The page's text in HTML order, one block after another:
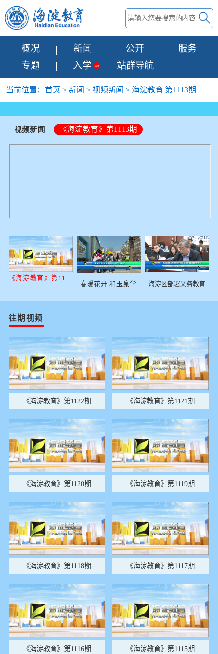
概况 新闻 公开
服务
专题
入学 站群导航
当前位置： 首页 > 新闻 > 视频新闻 > 海淀教育 第1113期
视频新闻 《海淀教育》第1113期
《海淀教育》第1113
春暖花开 和玉泉学子
海淀区部署义务教育阶
往期视频
《海淀教育》第1122期 《海淀教育》第1121期
《海淀教育》第1120期 《海淀教育》第1119期
《海淀教育》第1118期 《海淀教育》第1117期
《海淀教育》第1116期 《海淀教育》第1115期